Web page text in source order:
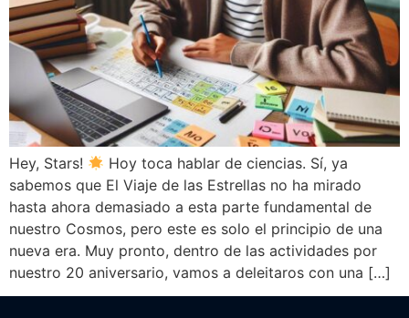
Hey, Stars!
Hoy toca hablar de ciencias. Sí, ya
sabemos que El Viaje de las Estrellas no ha mirado
hasta ahora demasiado a esta parte fundamental de
nuestro Cosmos, pero este es solo el principio de una
nueva era. Muy pronto, dentro de las actividades por
nuestro 20 aniversario, vamos a deleitaros con una […]